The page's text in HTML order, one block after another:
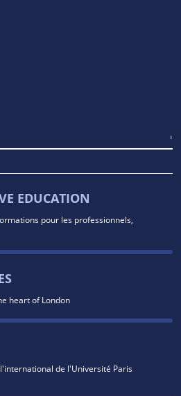
EDUCATION
pour les professionnels,
heart of London
de l'Université Paris